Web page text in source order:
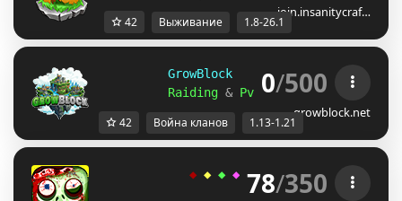
join.insanitycraf…
42 Выживание 1.8-26.1
GrowBlock     Factions
Raiding & PvP & Level & Skills
0/500
growblock.net
42 Война кланов 1.13-1.21
◆ ◆ ◆ ◆ ◆ ＬＵＣＫＹ- ＤＡＹＺ
78/350